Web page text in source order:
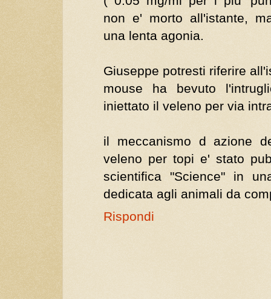
non e' morto all'istante,
una lenta agonia.
Giuseppe potresti riferire
mouse ha bevuto
iniettato il veleno per via
il meccanismo d azione
veleno per topi e' stato
scientifica "Science" in
dedicata agli animali da
Rispondi